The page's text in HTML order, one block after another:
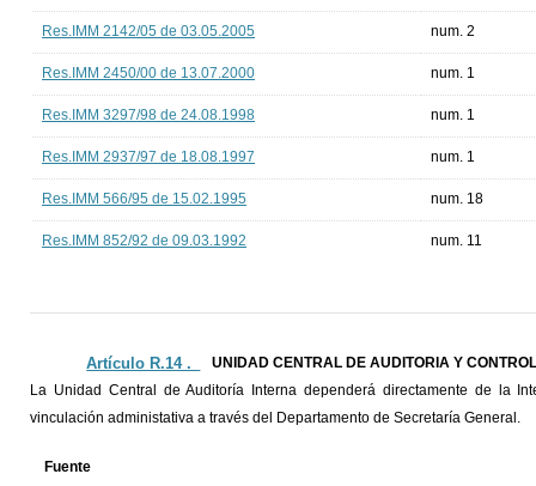
Res.IMM 2142/05 de 03.05.2005 num. 2
Res.IMM 2450/00 de 13.07.2000 num. 1
Res.IMM 3297/98 de 24.08.1998 num. 1
Res.IMM 2937/97 de 18.08.1997 num. 1
Res.IMM 566/95 de 15.02.1995 num. 18
Res.IMM 852/92 de 09.03.1992 num. 11
Artículo R.14 ._
UNIDAD CENTRAL DE AUDITORIA Y
La Unidad Central de Auditoría Interna dependerá directamente de la
vinculación administativa a través del Departamento de Secretaría General.
Fuente